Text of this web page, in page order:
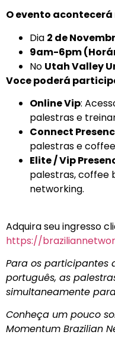
O evento acontecerá
Dia 2 de
9am-6pm
No Utah Valley
Voce poderá
Online Vip:
palestras e
Connect
palestras e
Elite / Vip
palestras, coffee
networking.
Adquira seu ingresso
https://
Para os participantes
português, as
simultaneamente
Conheça um pouco
Momentum Brazilian